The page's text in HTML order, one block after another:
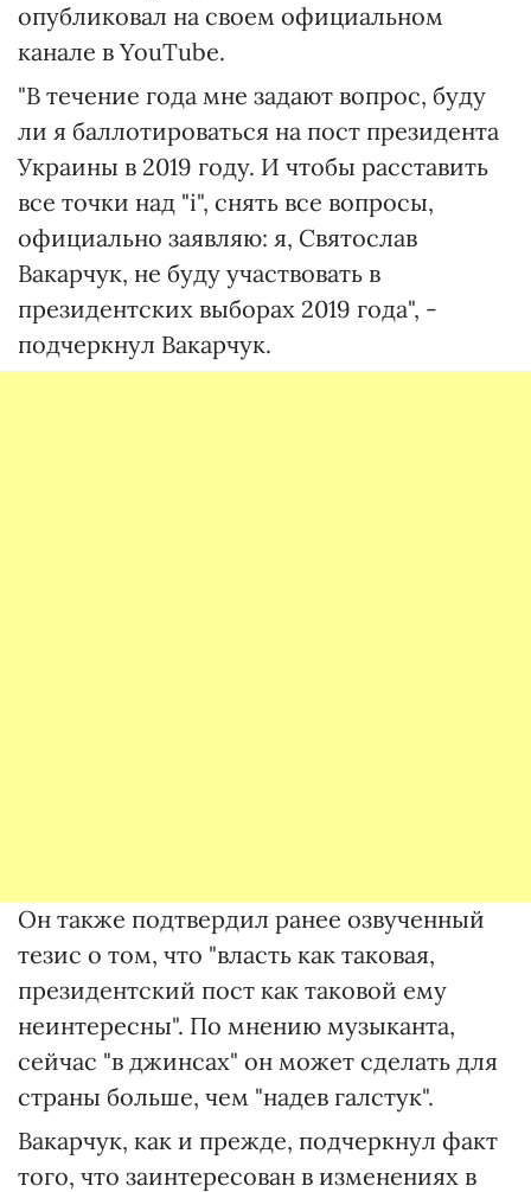
опубликовал на своем официальном
канале в YouTube.
"В течение года мне задают вопрос, буду
ли я баллотироваться на пост президента
Украины в 2019 году. И чтобы расставить
все точки над "і", снять все вопросы,
официально заявляю: я, Святослав
Вакарчук, не буду участвовать в
президентских выборах 2019 года", -
подчеркнул Вакарчук.
Он также подтвердил ранее озвученный
тезис о том, что "власть как таковая,
президентский пост как таковой ему
неинтересны". По мнению музыканта,
сейчас "в джинсах" он может сделать для
страны больше, чем "надев галстук".
Вакарчук, как и прежде, подчеркнул факт
того, что заинтересован в изменениях в